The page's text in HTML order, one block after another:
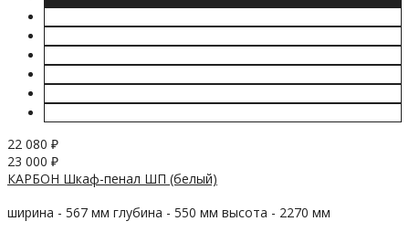
22 080 ₽
23 000 ₽
КАРБОН Шкаф-пенал ШП (белый)
ширина - 567 мм глубина - 550 мм высота - 2270 мм